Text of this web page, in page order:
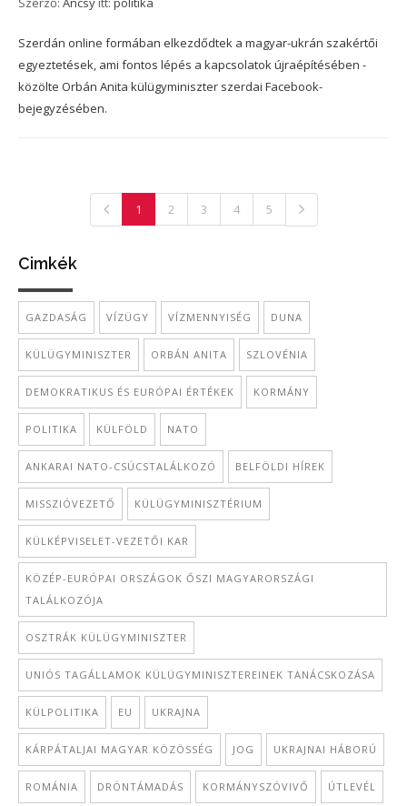
Szerdán online formában elkezdődtek a magyar-ukrán szakértői
egyeztetések, ami fontos lépés a kapcsolatok újraépítésében -
közölte Orbán Anita külügyminiszter szerdai Facebook-
bejegyzésében.
1 2 3 4 5
Cimkék
GAZDASÁG VÍZÜGY VÍZMENNYISÉG DUNA
KÜLÜGYMINISZTER ORBÁN ANITA SZLOVÉNIA
DEMOKRATIKUS ÉS EURÓPAI ÉRTÉKEK KORMÁNY
POLITIKA KÜLFÖLD NATO
ANKARAI NATO-CSÚCSTALÁLKOZÓ BELFÖLDI HÍREK
MISSZIÓVEZETŐ KÜLÜGYMINISZTÉRIUM
KÜLKÉPVISELET-VEZETŐI KAR
KÖZÉP-EURÓPAI ORSZÁGOK ŐSZI MAGYARORSZÁGI
TALÁLKOZÓJA
OSZTRÁK KÜLÜGYMINISZTER
UNIÓS TAGÁLLAMOK KÜLÜGYMINISZTEREINEK TANÁCSKOZÁSA
KÜLPOLITIKA EU UKRAJNA
KÁRPÁTALJAI MAGYAR KÖZÖSSÉG JOG UKRAJNAI HÁBORÚ
ROMÁNIA DRÓNTÁMADÁS KORMÁNYSZÓVIVŐ ÚTLEVÉL